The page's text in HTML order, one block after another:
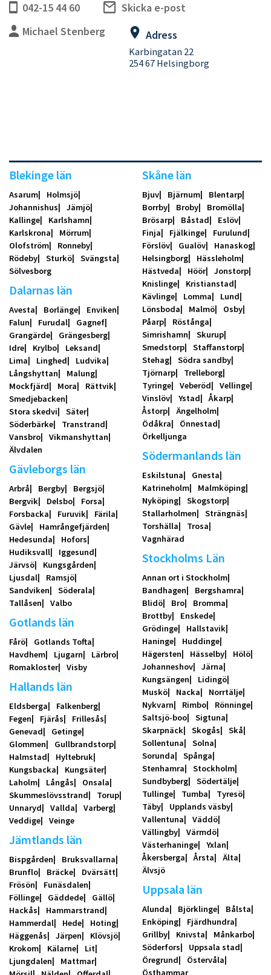
042-15 44 60
Skicka e-post
Michael Stenberg
Adress
Karbingatan 22
254 67 Helsingborg
Blekinge län
Asarum
Holmsjö
Johannishus
Jämjö
Kallinge
Karlshamn
Karlskrona
Mörrum
Olofström
Ronneby
Rödeby
Sturkö
Svängsta
Sölvesborg
Dalarnas län
Avesta Borlänge
Enviken
Falun
Furudal
Gagnef
Grangärde
Grängesberg
Idre
Krylbo
Leksand
Lima
Linghed
Ludvika
Långshyttan
Malung
Mockfjärd
Mora
Rättvik
Smedjebacken
Stora skedvi
Säter
Söderbärke
Transtrand
Vansbro
Vikmanshyttan
Älvdalen
Gävleborgs län
Arbrå Bergby
Bergsjö
Bergvik
Delsbo
Forsa
Forsbacka
Furuvik
Färila
Gävle
Hamrångefjärden
Hedesunda
Hofors
Hudiksvall
Iggesund
Järvsö
Kungsgården
Ljusdal
Ramsjö
Sandviken
Söderala
Tallåsen
Valbo
Gotlands län
Fårö
Gotlands Tofta
Havdhem
Ljugarn
Lärbro
Romakloster
Visby
Hallands län
Eldsberga
Falkenberg
Fegen
Fjärås
Frillesås
Genevad
Getinge
Glommen
Gullbrandstorp
Halmstad
Hyltebruk
Kungsbacka
Kungsäter
Laholm
Långås
Onsala
Skummeslövsstrand
Torup
Unnaryd
Vallda
Varberg
Veddige
Veinge
Jämtlands län
Bispgården
Bruksvallarna
Brunflo
Bräcke
Dvärsätt
Frösön
Funäsdalen
Föllinge
Gäddede
Gällö
Hackås
Hammarstrand
Hammerdal
Hede
Hoting
Häggenås
Järpen
Klövsjö
Krokom
Kälarne
Lit
Ljungdalen
Mattmar
Skåne län
Bjuv Bjärnum
Blentarp
Borrby
Broby
Bromölla
Brösarp
Båstad
Eslöv
Finja
Fjälkinge
Furulund
Förslöv
Gualöv
Hanaskog
Helsingborg
Hässleholm
Hästveda
Höör
Jonstorp
Knislinge
Kristianstad
Kävlinge
Lomma
Lund
Lönsboda
Malmö
Osby
Påarp
Röstånga
Simrishamn
Skurup
Smedstorp
Staffanstorp
Stehag
Södra sandby
Tjörnarp
Trelleborg
Tyringe
Veberöd
Vellinge
Vinslöv
Ystad
Åkarp
Åstorp
Ängelholm
Ödåkra
Önnestad
Örkelljunga
Södermanlands län
Eskilstuna
Gnesta
Katrineholm
Malmköping
Nyköping
Skogstorp
Stallarholmen
Strängnäs
Torshälla
Trosa
Vagnhärad
Stockholms Län
Annan ort i Stockholm
Bandhagen
Bergshamra
Blidö
Bro
Bromma
Brottby
Enskede
Grödinge
Hallstavik
Haninge
Huddinge
Hägersten
Hässelby
Hölö
Johanneshov
Järna
Kungsängen
Lidingö
Muskö
Nacka
Norrtälje
Nykvarn
Rimbo
Rönninge
Saltsjö-boo
Sigtuna
Skarpnäck
Skogås
Skå
Sollentuna
Solna
Sorunda
Spånga
Stenhamra
Stockholm
Sundbyberg
Södertälje
Tullinge
Tumba
Tyresö
Täby
Upplands väsby
Vallentuna
Väddö
Vällingby
Värmdö
Västerhaninge
Yxlan
Åkersberga
Årsta
Älta
Älvsjö
Uppsala län
Alunda Björklinge
Bålsta
Enköping
Fjärdhundra
Grillby
Knivsta
Månkarbo
Söderfors
Uppsala stad
Öregrund
Östervåla